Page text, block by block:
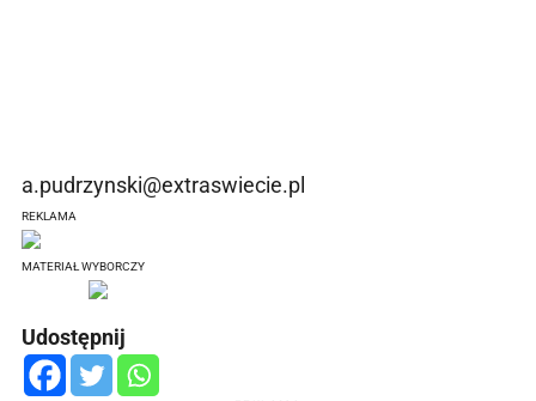
a.pudrzynski@extraswiecie.pl
REKLAMA
MATERIAŁ WYBORCZY
Udostępnij